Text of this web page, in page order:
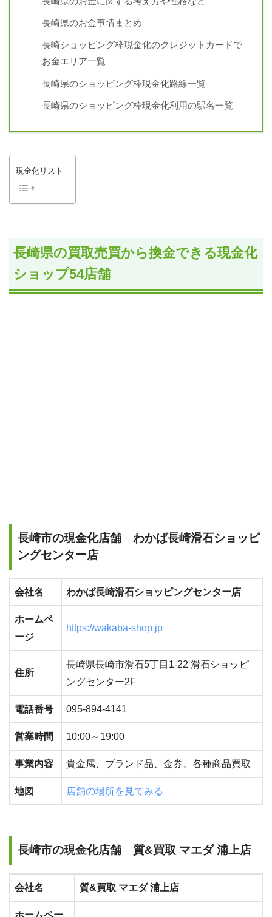
長崎県のお金事情まとめ
長崎ショッピング枠現金化のクレジットカードで
お金エリア一覧
長崎県のショッピング枠現金化路線一覧
長崎県のショッピング枠現金化利用の駅名一覧
現金化リスト
長崎県の買取売買から換金できる現金化
ショップ54店舗
長崎市の現金化店舗 わかば長崎滑石ショッピ
ングセンター店
会社名 わかば長崎滑石ショッピングセンター店
ホームペ
ージ
https://wakaba-shop.jp
住所
長崎県長崎市滑石5丁目1-22 滑石ショッピ
ングセンター2F
電話番号 095-894-4141
営業時間 10:00～19:00
事業内容 貴金属、ブランド品、金券、各種商品買取
地図 店舗の場所を見てみる
長崎市の現金化店舗 質&買取 マエダ 浦上店
会社名 質&買取 マエダ 浦上店
ホームペー